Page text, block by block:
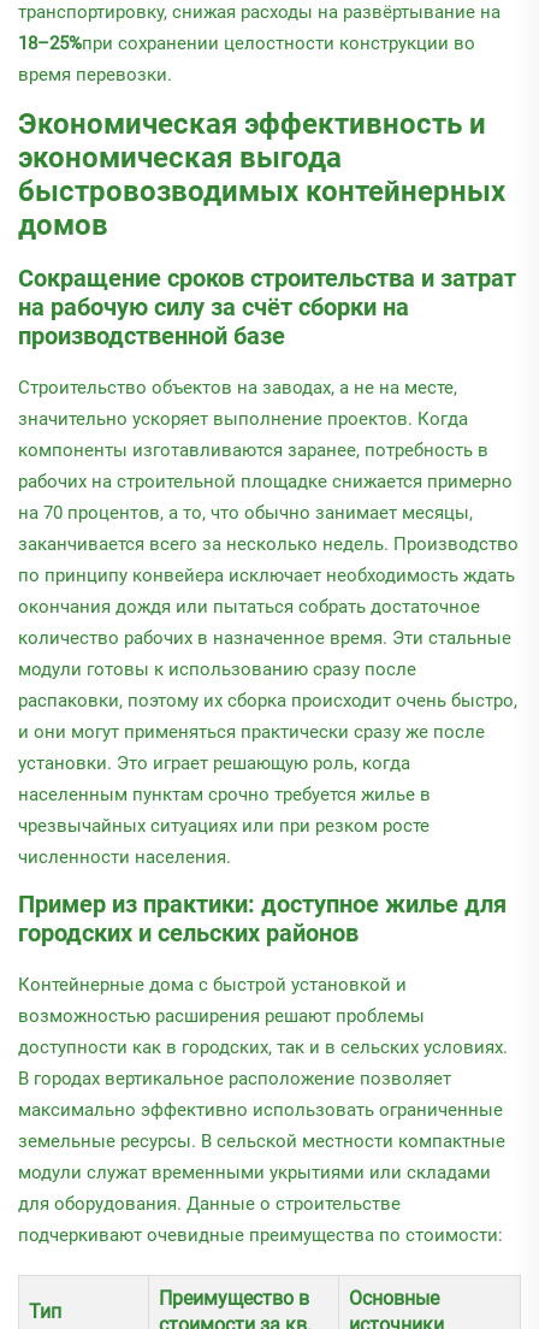
транспортировку, снижая расходы на развёртывание на
18–25%при сохранении целостности конструкции во
время перевозки.
Экономическая эффективность и
экономическая выгода
быстровозводимых контейнерных
домов
Сокращение сроков строительства и затрат
на рабочую силу за счёт сборки на
производственной базе
Строительство объектов на заводах, а не на месте,
значительно ускоряет выполнение проектов. Когда
компоненты изготавливаются заранее, потребность в
рабочих на строительной площадке снижается примерно
на 70 процентов, а то, что обычно занимает месяцы,
заканчивается всего за несколько недель. Производство
по принципу конвейера исключает необходимость ждать
окончания дождя или пытаться собрать достаточное
количество рабочих в назначенное время. Эти стальные
модули готовы к использованию сразу после
распаковки, поэтому их сборка происходит очень быстро,
и они могут применяться практически сразу же после
установки. Это играет решающую роль, когда
населенным пунктам срочно требуется жилье в
чрезвычайных ситуациях или при резком росте
численности населения.
Пример из практики: доступное жилье для
городских и сельских районов
Контейнерные дома с быстрой установкой и
возможностью расширения решают проблемы
доступности как в городских, так и в сельских условиях.
В городах вертикальное расположение позволяет
максимально эффективно использовать ограниченные
земельные ресурсы. В сельской местности компактные
модули служат временными укрытиями или складами
для оборудования. Данные о строительстве
подчеркивают очевидные преимущества по стоимости:
Тип
Преимущество в
Основные